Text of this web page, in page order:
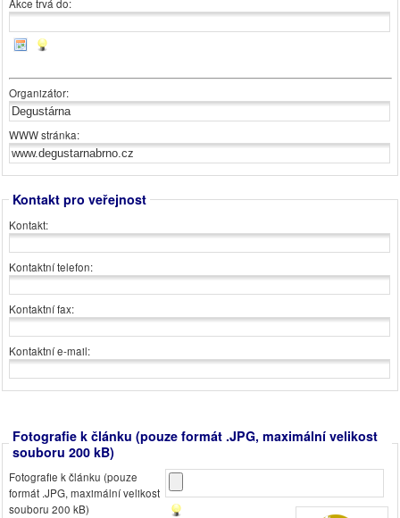
Akce trvá do:
Organizátor:
WWW stránka:
Kontakt pro veřejnost
Kontakt:
Kontaktní telefon:
Kontaktní fax:
Kontaktní e-mail:
Fotografie k článku (pouze formát .JPG, maximální velikost
souboru 200 kB)
Fotografie k článku (pouze
formát .JPG, maximální velikost
souboru 200 kB)